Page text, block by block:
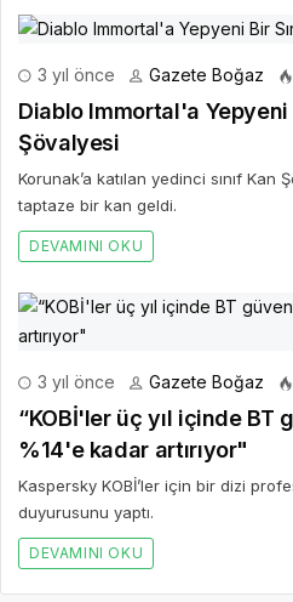
3 yıl önce Gazete Boğaz
Diablo Immortal'a Yepyeni
Şövalyesi
Korunak’a katılan yedinci sınıf Kan
taptaze bir kan geldi.
DEVAMINI OKU
3 yıl önce Gazete Boğaz
“KOBİ'ler üç yıl içinde BT
%14'e kadar artırıyor"
Kaspersky KOBİ’ler için bir dizi
duyurusunu yaptı.
DEVAMINI OKU